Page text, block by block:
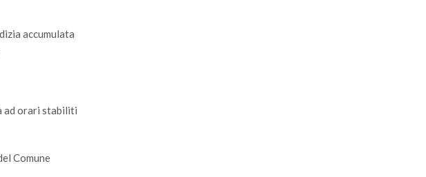
accumulata
ad orari stabiliti
Comune